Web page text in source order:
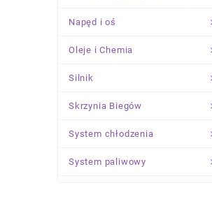
Napęd i oś
Oleje i Chemia
Silnik
Skrzynia Biegów
System chłodzenia
System paliwowy